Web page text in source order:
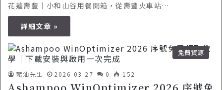
花蓮壽豐｜小和山谷用餐開箱，從壽豐火車站…
詳細文章 »
免費資源
豬油先生 2026-03-27 0 152